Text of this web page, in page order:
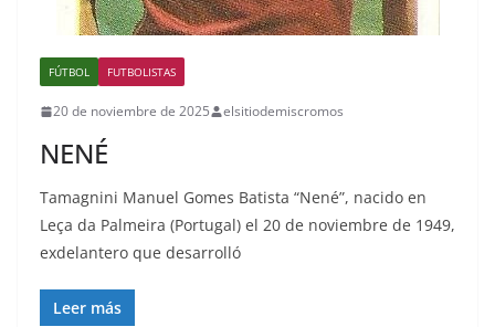
FÚTBOL FUTBOLISTAS
20 de noviembre de 2025 elsitiodemiscromos
NENÉ
Tamagnini Manuel Gomes Batista “Nené”, nacido en
Leça da Palmeira (Portugal) el 20 de noviembre de 1949,
exdelantero que desarrolló
Leer más